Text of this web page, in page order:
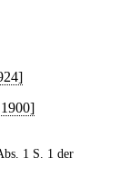
1 S. 1 der